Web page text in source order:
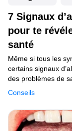
7 Signaux
pour te
santé
Conseils
Même si tous les
certains signaux
des problèmes de
inaperçus.
Prendre rendez-
symptômes